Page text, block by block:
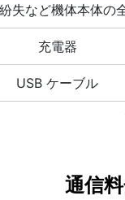
失など機体本体の
充電器
USB ケーブル
通信